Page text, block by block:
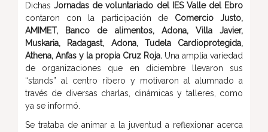
DichasJornadas de voluntariado del IES Valle del Ebro
contaron con la participación de Comercio Justo,
AMIMET, Banco de alimentos, Adona, Villa Javier,
Muskaria, Radagast, Adona, Tudela Cardioprotegida,
Athena, Anfas y la propia Cruz Roja. Una amplia variedad
de organizaciones que en diciembre llevaron sus
“stands” al centro ribero y motivaron al alumnado a
través de diversas charlas, dinámicas y talleres, como
ya se informó.
Se trataba de animar a la juventud a reflexionar acerca